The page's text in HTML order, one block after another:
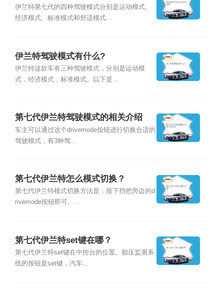
伊兰特第七代的四种驾驶模式分别是运动模式、
经济模式、标准模式和舒适模式...
伊兰特驾驶模式有什么?
伊兰特这款车有三种驾驶模式，分别是运动模
式，经济模式，标准模式。以下是...
第七代伊兰特驾驶模式的相关介绍
是？
车主可以通过这个drivemode按钮进行切换合适的
驾驶模式，有3种驾...
第七代伊兰特怎么模式切换？
第七代伊兰特模式切换方法是：按下挡把旁边的d
rivemode按钮即可。...
第七代伊兰特set键在哪？
第七代伊兰特set键在中控台的位置。胎压监测系
统的按钮是set键，汽车...